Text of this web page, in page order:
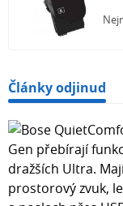
Články odjinud